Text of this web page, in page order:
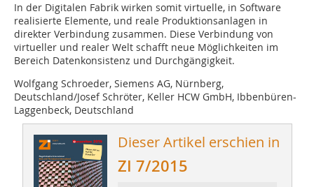
In der Digitalen Fabrik wirken somit virtuelle, in Software
realisierte Elemente, und reale Produktionsanlagen in
direkter Verbindung zusammen. Diese Verbindung von
virtueller und realer Welt schafft neue Möglichkeiten im
Bereich Datenkonsistenz und Durchgängigkeit.
Wolfgang Schroeder, Siemens AG, Nürnberg,
Deutschland/Josef Schröter, Keller HCW GmbH, Ibbenbüren-
Laggenbeck, Deutschland
Dieser Artikel erschien in
ZI 7/2015